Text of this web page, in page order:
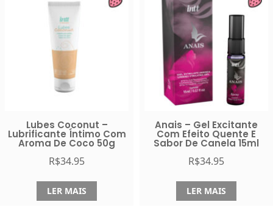
Lubes Coconut –
Lubrificante Íntimo Com
Aroma De Coco 50g
R$34.95
LER MAIS
Anais – Gel Excitante
Com Efeito Quente E
Sabor De Canela 15ml
R$34.95
LER MAIS